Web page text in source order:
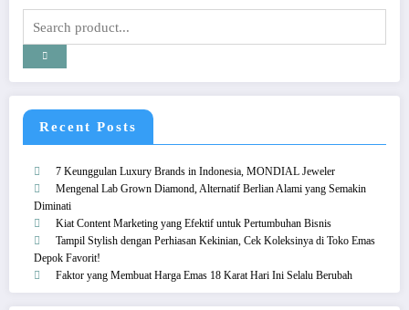
Recent Posts
7 Keunggulan Luxury Brands in Indonesia, MONDIAL Jeweler
Mengenal Lab Grown Diamond, Alternatif Berlian Alami yang Semakin
Diminati
Kiat Content Marketing yang Efektif untuk Pertumbuhan Bisnis
Tampil Stylish dengan Perhiasan Kekinian, Cek Koleksinya di Toko Emas
Depok Favorit!
Faktor yang Membuat Harga Emas 18 Karat Hari Ini Selalu Berubah